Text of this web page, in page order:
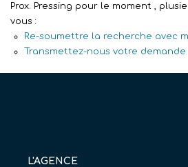
L'AGENCE
Nos Agences
Équipe
Prox. Pressing pour le moment ,
vous :
Re-soumettre la recherche avec
Transmettez-nous votre demande
L'AGENCE